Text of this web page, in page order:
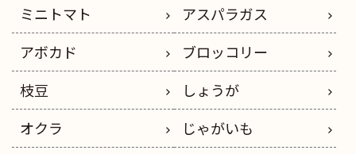
ミニトマト
アスパラガス
アボカド
ブロッコリー
枝豆
しょうが
オクラ
じゃがいも